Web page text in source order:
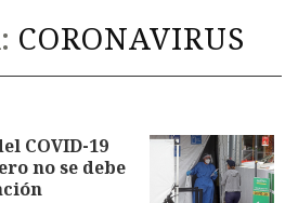
CORONAVIRUS
COVID-19
no se debe